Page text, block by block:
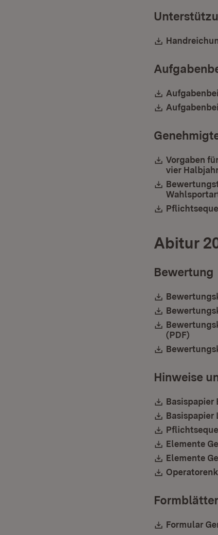
Download:
Download:
Download:
Download:
Vorgaben
vier
Download:
Download:
Abitur
Bewertung
Download:
Download:
Download:
(PDF)
Download:
Hinweise
Download:
Basispapier
Download:
Basispapier
Download:
Download:
Elemente
Download:
Elemente
Download:
Download:
Formular